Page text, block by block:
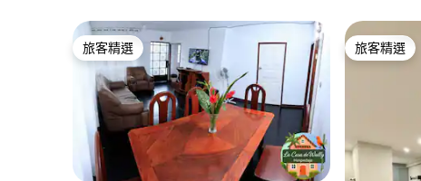
旅客精選
旅客精選 旅客精選
旅客精選